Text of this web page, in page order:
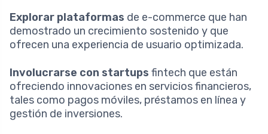
Explorar plataformas de e-commerce que han
demostrado un crecimiento sostenido y que
ofrecen una experiencia de usuario optimizada.
Involucrarse con startups fintech que están
ofreciendo innovaciones en servicios financieros,
tales como pagos móviles, préstamos en línea y
gestión de inversiones.